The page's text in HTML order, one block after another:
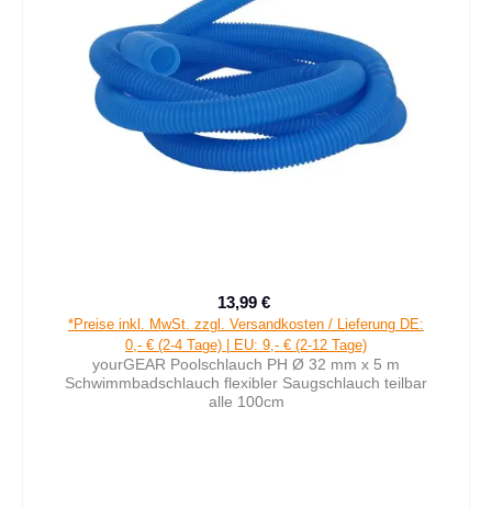
Verkaufspreis:
13,99 €
*Preise inkl. MwSt. zzgl. Versandkosten / Lieferung DE:
0,- € (2-4 Tage) | EU: 9,- € (2-12 Tage)
yourGEAR Poolschlauch PH Ø 32 mm x 5 m
Schwimmbadschlauch flexibler Saugschlauch teilbar
alle 100cm